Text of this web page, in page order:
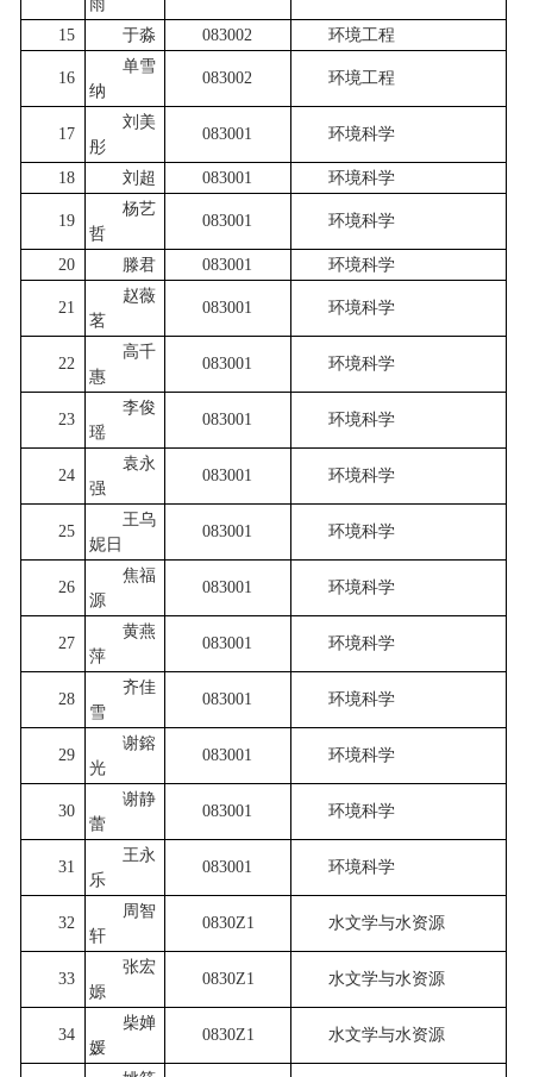
雨
15 于淼 083002 环境工程
16
单雪
纳
083002 环境工程
17
刘美
彤
083001 环境科学
18 刘超 083001 环境科学
19
杨艺
哲
083001 环境科学
20 滕君 083001 环境科学
21
赵薇
茗
083001 环境科学
22
高千
惠
083001 环境科学
23
李俊
瑶
083001 环境科学
24
袁永
强
083001 环境科学
25
王乌
妮日
083001 环境科学
26
焦福
源
083001 环境科学
27
黄燕
萍
083001 环境科学
28
齐佳
雪
083001 环境科学
29
谢鎔
光
083001 环境科学
30
谢静
蕾
083001 环境科学
31
王永
乐
083001 环境科学
32
周智
轩
0830Z1 水文学与水资源
33
张宏
嫄
0830Z1 水文学与水资源
34
柴婵
媛
0830Z1 水文学与水资源